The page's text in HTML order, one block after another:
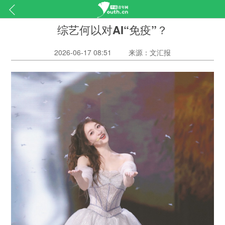
综艺何以对AI“免疫”？
2026-06-17 08:51 来源：文汇报